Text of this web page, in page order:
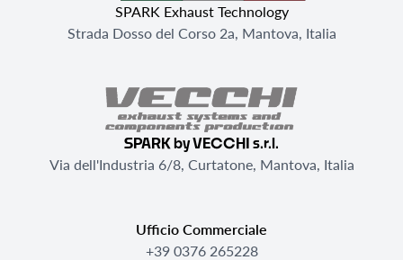
SPARK Exhaust Technology
Strada Dosso del Corso 2a, Mantova, Italia
SPARK by VECCHI s.r.l.
Via dell'Industria 6/8, Curtatone, Mantova, Italia
Ufficio Commerciale
+39 0376 265228